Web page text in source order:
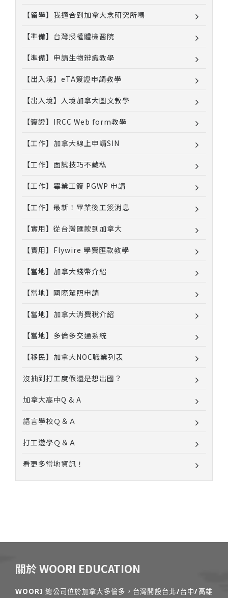
【留學】我適合到加拿大念研究所嗎
【準備】台灣授權體檢醫院
【準備】申請生物辨識教學
【出入境】eTA簽證申請教學
【出入境】入境加拿大圖文教學
【簽證】IRCC Web form教學
【工作】加拿大線上申請SIN
【工作】面試技巧不藏私
【工作】畢業工簽 PGWP 申請
【工作】最新！畢業後工簽消息
【實用】從台灣匯款到加拿大
【實用】Flywire 學費匯款教學
【當地】加拿大錢幣介紹
【當地】國際駕照申請
【當地】加拿大消費稅介紹
【當地】多倫多交通系統
【移民】加拿大NOC職業列表
沒抽到打工度假還是想出國？
加拿大高中Q & A
語言學校Ｑ＆Ａ
打工遊學Ｑ＆Ａ
看更多當地資訊！
關於 WOORI EDUCATION
WOORI 總公司位於加拿大多倫多，台灣開設台北/台中/高雄